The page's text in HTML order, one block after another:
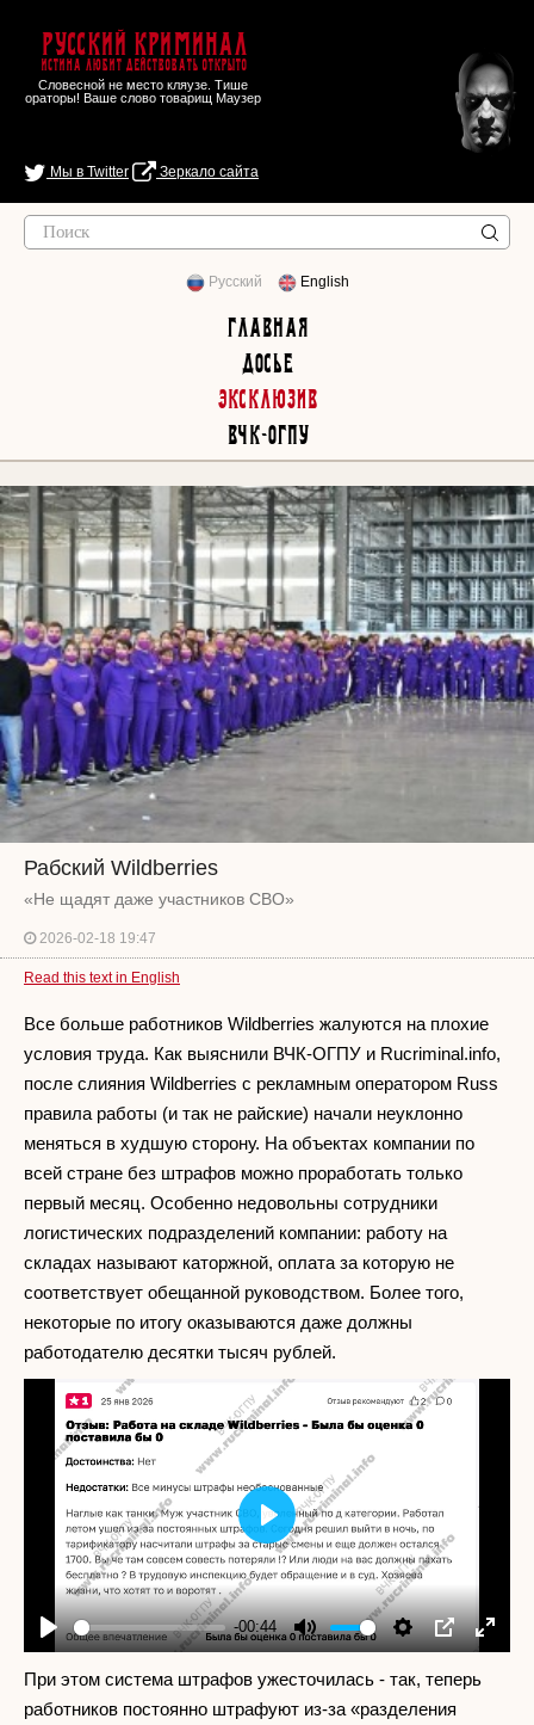
Русский Криминал
Истина любит действовать открыто
Словесной не место кляузе. Тише
ораторы! Ваше слово товарищ Маузер
Мы в Twitter Зеркало сайта
Русский English
Главная
Досье
Эксклюзив
ВЧК-ОГПУ
Рабский Wildberries
«Не щадят даже участников СВО»
2026-02-18 19:47
Read this text in English
Все больше работников Wildberries жалуются на плохие
условия труда. Как выяснили ВЧК-ОГПУ и Rucriminal.info,
после слияния Wildberries с рекламным оператором Russ
правила работы (и так не райские) начали неуклонно
меняться в худшую сторону. На объектах компании по
всей стране без штрафов можно проработать только
первый месяц. Особенно недовольны сотрудники
логистических подразделений компании: работу на
складах называют каторжной, оплата за которую не
соответствует обещанной руководством. Более того,
некоторые по итогу оказываются даже должны
работодателю десятки тысяч рублей.
Play
-00:44
Mute SettingsPIP
Enter
Play
При этом система штрафов ужесточилась - так, теперь
работников постоянно штрафуют из-за «разделения